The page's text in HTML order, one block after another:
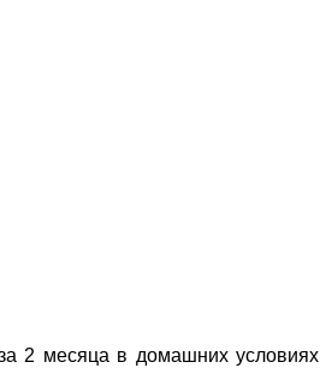
2 месяца в домашних